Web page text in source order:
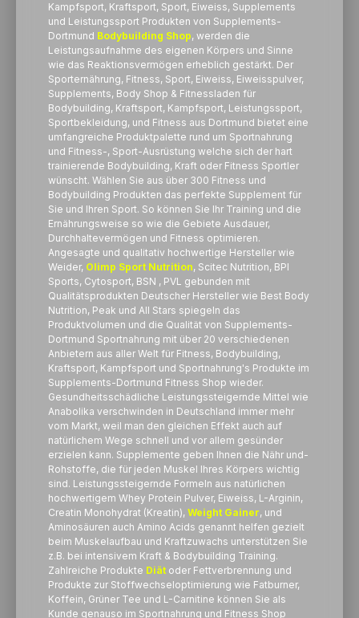
Kampfsport, Kraftsport, Sport, Eiweiss, Supplements
und Leistungssport Produkten von Supplements-
Dortmund Bodybuilding Shop, werden die
Leistungsaufnahme des eigenen Körpers und Sinne
wie das Reaktionsvermögen erheblich gestärkt. Der
Sporternährung, Fitness, Sport, Eiweiss, Eiweisspulver,
Supplements, Body Shop & Fitnessladen für
Bodybuilding, Kraftsport, Kampfsport, Leistungssport,
Sportbekleidung, und Fitness aus Dortmund bietet eine
umfangreiche Produktpalette rund um Sportnahrung
und Fitness-, Sport-Ausrüstung welche sich der hart
trainierende Bodybuilding, Kraft oder Fitness Sportler
wünscht. Wählen Sie aus über 300 Fitness und
Bodybuilding Produkten das perfekte Supplement für
Sie und Ihren Sport. So können Sie Ihr Training und die
Ernährungsweise so wie die Gebiete Ausdauer,
Durchhaltevermögen und Fitness optimieren.
Angesagte und qualitativ hochwertige Hersteller wie
Weider, Olimp Sport Nutrition, Scitec Nutrition, BPI
Sports, Cytosport, BSN , PVL gebunden mit
Qualitätsprodukten Deutscher Hersteller wie Best Body
Nutrition, Peak und All Stars spiegeln das
Produktvolumen und die Qualität von Supplements-
Dortmund Sportnahrung mit über 20 verschiedenen
Anbietern aus aller Welt für Fitness, Bodybuilding,
Kraftsport, Kampfsport und Sportnahrung's Produkte im
Supplements-Dortmund Fitness Shop wieder.
Gesundheitsschädliche Leistungssteigernde Mittel wie
Anabolika verschwinden in Deutschland immer mehr
vom Markt, weil man den gleichen Effekt auch auf
natürlichem Wege schnell und vor allem gesünder
erzielen kann. Supplemente geben Ihnen die Nähr und-
Rohstoffe, die für jeden Muskel Ihres Körpers wichtig
sind. Leistungssteigernde Formeln aus natürlichen
hochwertigem Whey Protein Pulver, Eiweiss, L-Arginin,
Creatin Monohydrat (Kreatin), Weight Gainer, und
Aminosäuren auch Amino Acids genannt helfen gezielt
beim Muskelaufbau und Kraftzuwachs unterstützen Sie
z.B. bei intensivem Kraft & Bodybuilding Training.
Zahlreiche Produkte Diät oder Fettverbrennung und
Produkte zur Stoffwechseloptimierung wie Fatburner,
Koffein, Grüner Tee und L-Carnitine können Sie als
Kunde genauso im Sportnahrung und Fitness Shop